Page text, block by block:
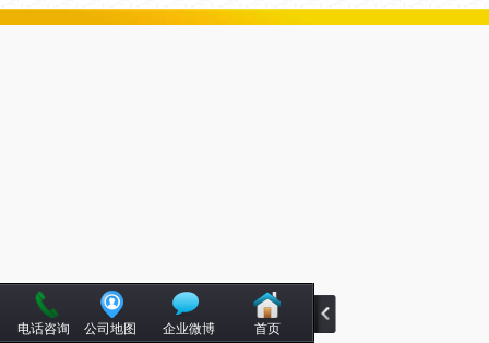
电话咨询 公司地图 企业微博 首页